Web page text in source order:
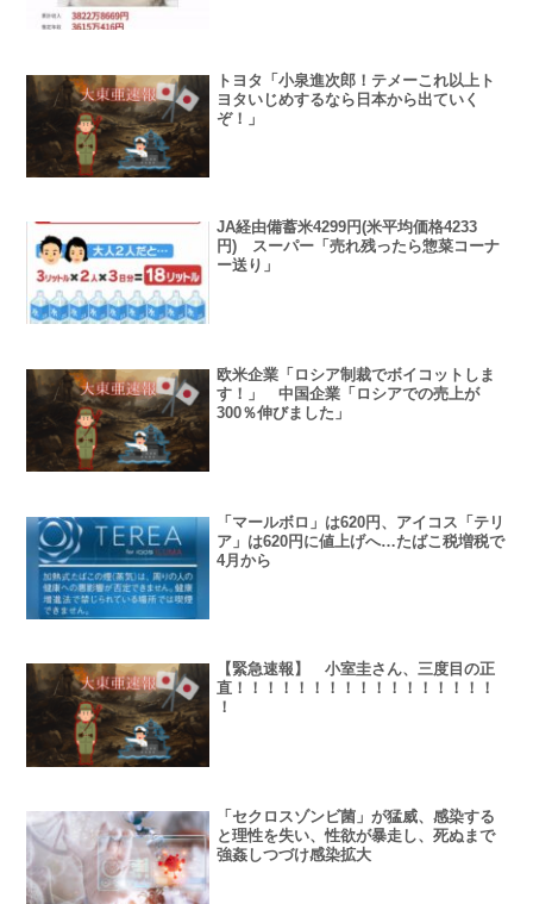
トヨタ「小泉進次郎！テメーこれ以上ト
ヨタいじめするなら日本から出ていく
ぞ！」
JA経由備蓄米4299円(米平均価格4233
円) スーパー「売れ残ったら惣菜コーナ
ー送り」
欧米企業「ロシア制裁でボイコットしま
す！」 中国企業「ロシアでの売上が
300％伸びました」
「マールボロ」は620円、アイコス「テリ
ア」は620円に値上げへ…たばこ税増税で
4月から
【緊急速報】 小室圭さん、三度目の正
直！！！！！！！！！！！！！！！！！
！
「セクロスゾンビ菌」が猛威、感染する
と理性を失い、性欲が暴走し、死ぬまで
強姦しつづけ感染拡大